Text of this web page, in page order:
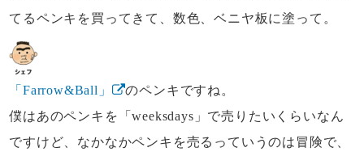
てるペンキを買ってきて、 数色、ベニヤ板に塗って。
「Farrow&Ball」
のペンキですね。
僕はあのペンキを「weeksdays」で売りたいくらいなん
ですけど、 なかなかペンキを売るっていうのは冒険で、